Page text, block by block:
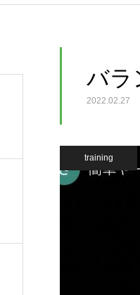
バラ
2022.02.27
training